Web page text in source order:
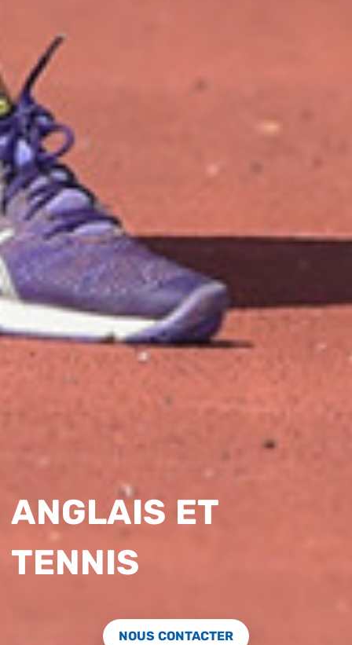
ANGLAIS ET
TENNIS
NOUS CONTACTER